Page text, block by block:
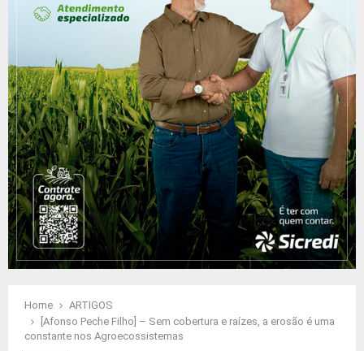
Home
ARTIGOS
[Afonso Peche Filho] – Sem cobertura e raízes, a erosão é uma
constante nos Agroecossistemas